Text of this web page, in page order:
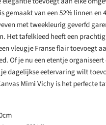
gemaakt van een 52% linnen en
met tweekleurig geverfd
Het tafelkleed heeft een
vleugje Franse flair toevoegt
Of je nu een etentje
dagelijkse eetervaring wilt
Mimi Vichy is het perfecte